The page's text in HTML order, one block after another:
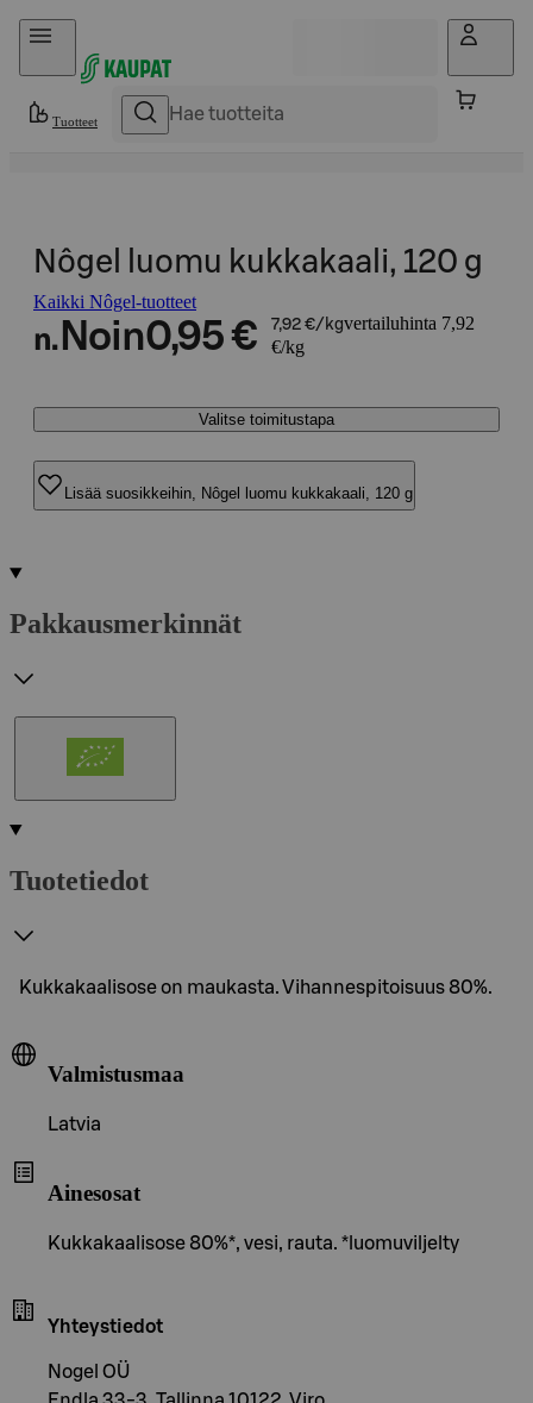
Hyppää sisältöön
Tuotteet
Nôgel luomu kukkakaali, 120 g
Kaikki Nôgel-tuotteet
n. Noin0,95 € 7,92 €/kgvertailuhinta 7,92
€/kg
Valitse toimitustapa
Lisää suosikkeihin, Nôgel luomu kukkakaali, 120 g
Pakkausmerkinnät
Tuotetiedot
Kukkakaalisose on maukasta. Vihannespitoisuus 80%.
Valmistusmaa
Latvia
Ainesosat
Kukkakaalisose 80%*, vesi, rauta. *luomuviljelty
Yhteystiedot
Nogel OÜ